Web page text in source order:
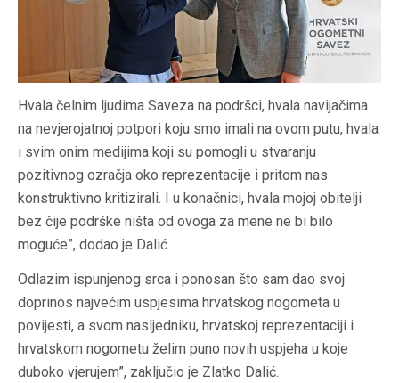
Hvala čelnim ljudima Saveza na podršci, hvala navijačima
na nevjerojatnoj potpori koju smo imali na ovom putu, hvala
i svim onim medijima koji su pomogli u stvaranju
pozitivnog ozračja oko reprezentacije i pritom nas
konstruktivno kritizirali. I u konačnici, hvala mojoj obitelji
bez čije podrške ništa od ovoga za mene ne bi bilo
moguće”, dodao je Dalić.
Odlazim ispunjenog srca i ponosan što sam dao svoj
doprinos najvećim uspjesima hrvatskog nogometa u
povijesti, a svom nasljedniku, hrvatskoj reprezentaciji i
hrvatskom nogometu želim puno novih uspjeha u koje
duboko vjerujem”, zaključio je Zlatko Dalić.